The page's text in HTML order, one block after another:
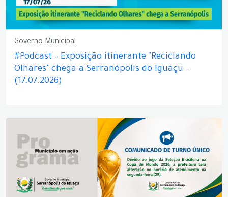
Governo Municipal
#Podcast – Exposição itinerante "Reciclando
Olhares" chega a Serranópolis do Iguaçu –
(17.07.2026)